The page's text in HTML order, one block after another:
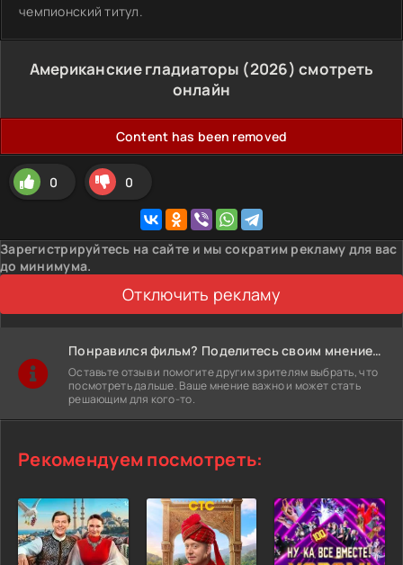
чемпионский титул.
Американские гладиаторы (2026) смотреть
онлайн
Content has been removed
0 0
Зарегистрируйтесь на сайте и мы сократим рекламу для вас
до минимума.
Отключить рекламу
Понравился фильм? Поделитесь своим мнением!
Оставьте отзыв и помогите другим зрителям выбрать, что
посмотреть дальше. Ваше мнение важно и может стать
решающим для кого-то.
Рекомендуем посмотреть: